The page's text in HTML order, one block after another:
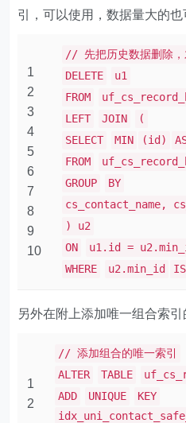
引，可以使用，数据量大的也
1
2
3
4
5
6
7
8
9
10
// 先把历史数据删除，
DELETE
u1
FROM
LEFT
JOIN
(
SELECT
MIN (id)
FROM
GROUP
BY
cs_contact_name,
) u2
ON
u1.id =
WHERE
u2.min_id IS
另外在附上添加唯一组合索引
1
2
// 添加组合的唯一索引
ALTER
TABLE
ADD
UNIQUE
KEY